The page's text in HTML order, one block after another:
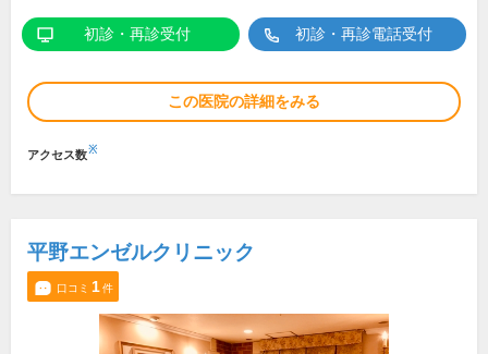
初診・再診受付 初診・再診電話受付
この医院の詳細をみる
アクセス数※
平野エンゼルクリニック
口コミ 1件